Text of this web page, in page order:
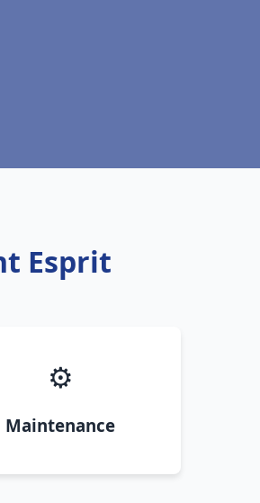
Esprit
⚙️
Maintenance